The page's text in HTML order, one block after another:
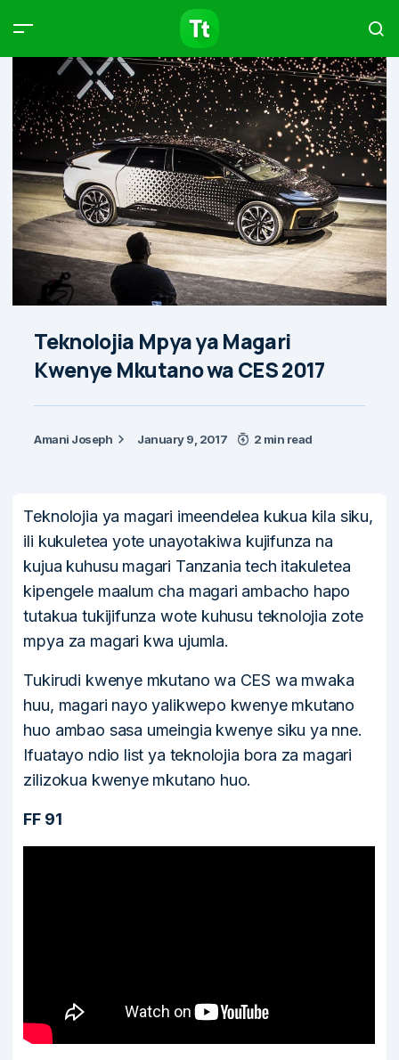
Teknolojia Mpya ya Magari
Kwenye Mkutano wa CES 2017
Amani Joseph January 9, 2017 2 min read
Teknolojia ya magari imeendelea kukua kila siku,
ili kukuletea yote unayotakiwa kujifunza na
kujua kuhusu magari Tanzania tech itakuletea
kipengele maalum cha magari ambacho hapo
tutakua tukijifunza wote kuhusu teknolojia zote
mpya za magari kwa ujumla.
Tukirudi kwenye mkutano wa CES wa mwaka
huu, magari nayo yalikwepo kwenye mkutano
huo ambao sasa umeingia kwenye siku ya nne.
Ifuatayo ndio list ya teknolojia bora za magari
zilizokua kwenye mkutano huo.
FF 91
Products Articles
Type to start searching…